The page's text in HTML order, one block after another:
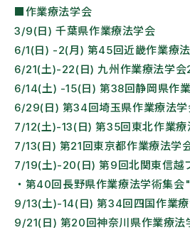
■作業療法学会
3/9(日) 千葉県作業療法学会
6/1(日) -2(月) 第45回近畿作業療法
6/21(土)-22(日) 九州作業療法学
6/14(土) -15(日) 第38回静岡県作
6/29(日) 第34回埼玉県作業療法学
7/12(土)-13(日) 第35回東北作業療
7/13(日) 第21回東京都作業療法学
7/19(土)-20(日) 第9回北関東信越
・第40回長野県作業療法学術集会"
9/13(土)-14(日) 第34回四国作業
9/21(日) 第20回神奈川県作業療法